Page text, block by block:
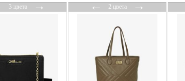
3 цвета→ ←2 цвета→